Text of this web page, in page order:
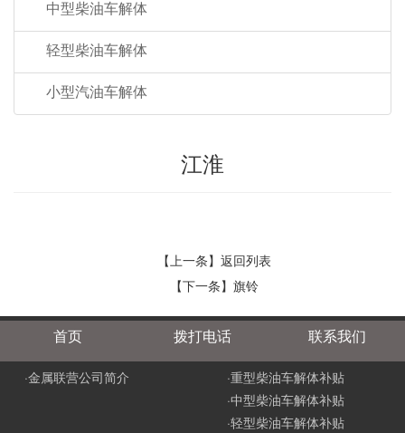
中型柴油车解体
轻型柴油车解体
小型汽油车解体
江淮
【上一条】 返回列表
【下一条】 旗铃
金属联营公司简介
·金属联营公司简介
汽车报废补贴
·重型柴油车解体补贴
·中型柴油车解体补贴
·轻型柴油车解体补贴
首页 拨打电话 联系我们